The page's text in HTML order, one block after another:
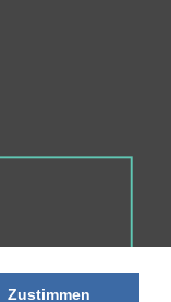
Zustimmen